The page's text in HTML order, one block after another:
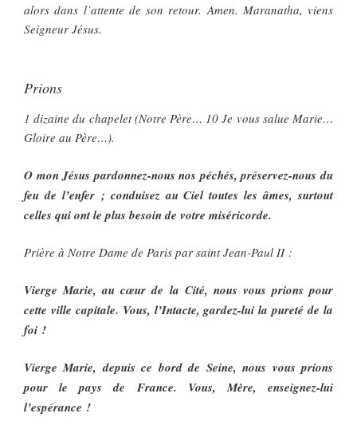
alors dans l’attente de son retour. Amen. Maranatha, viens
Seigneur Jésus.
Prions
1 dizaine du chapelet (Notre Père… 10 Je vous salue Marie…
Gloire au Père…).
O mon Jésus pardonnez-nous nos péchés, préservez-nous du
feu de l’enfer ; conduisez au Ciel toutes les âmes, surtout
celles qui ont le plus besoin de votre miséricorde.
Prière à Notre Dame de Paris par saint Jean-Paul II :
Vierge Marie, au cœur de la Cité, nous vous prions pour
cette ville capitale. Vous, l’Intacte, gardez-lui la pureté de la
foi !
Vierge Marie, depuis ce bord de Seine, nous vous prions
pour le pays de France. Vous, Mère, enseignez-lui
l’espérance !